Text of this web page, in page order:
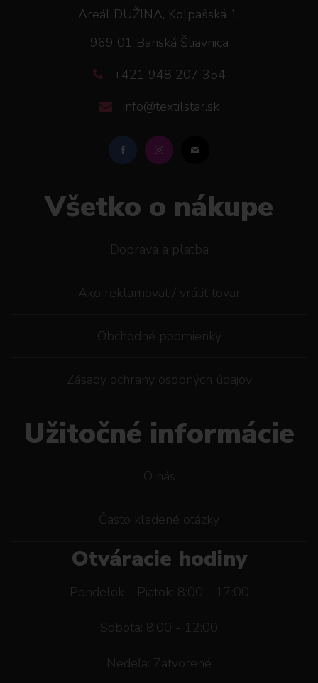
Areál DUŽINA, Kolpašská 1,
969 01 Banská Štiavnica
+421 948 207 354
info@textilstar.sk
Všetko o nákupe
Doprava a platba
Ako reklamovat / vrátiť tovar
Obchodné podmienky
Zásady ochrany osobných údajov
Užitočné informácie
O nás
Často kladené otázky
Otváracie hodiny
Pondelok - Piatok: 8:00 - 17:00
Sobota: 8:00 - 12:00
Nedeľa: Zatvorené